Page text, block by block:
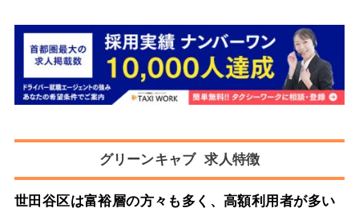
グリーンキャブ 求人特徴
世田谷区は富裕層の方々も多く、高額利用者が多い